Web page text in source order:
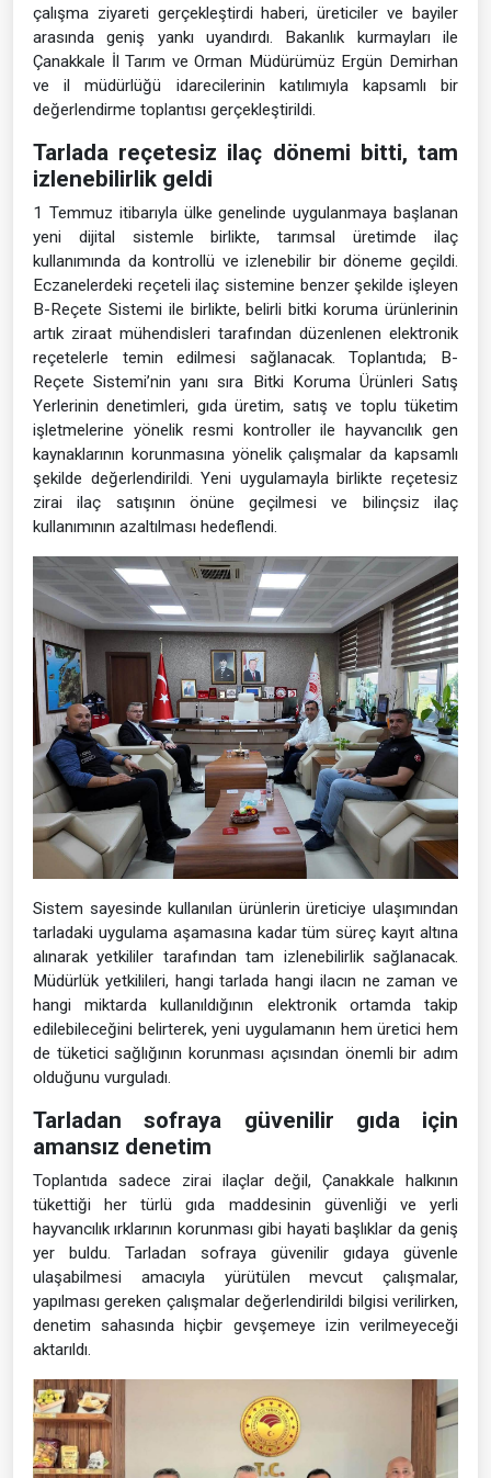
çalışma ziyareti gerçekleştirdi haberi, üreticiler ve bayiler
arasında geniş yankı uyandırdı. Bakanlık kurmayları ile
Çanakkale İl Tarım ve Orman Müdürümüz Ergün Demirhan
ve il müdürlüğü idarecilerinin katılımıyla kapsamlı bir
değerlendirme toplantısı gerçekleştirildi.
Tarlada reçetesiz ilaç dönemi bitti, tam
izlenebilirlik geldi
1 Temmuz itibarıyla ülke genelinde uygulanmaya başlanan
yeni dijital sistemle birlikte, tarımsal üretimde ilaç
kullanımında da kontrollü ve izlenebilir bir döneme geçildi.
Eczanelerdeki reçeteli ilaç sistemine benzer şekilde işleyen
B-Reçete Sistemi ile birlikte, belirli bitki koruma ürünlerinin
artık ziraat mühendisleri tarafından düzenlenen elektronik
reçetelerle temin edilmesi sağlanacak. Toplantıda; B-
Reçete Sistemi’nin yanı sıra Bitki Koruma Ürünleri Satış
Yerlerinin denetimleri, gıda üretim, satış ve toplu tüketim
işletmelerine yönelik resmi kontroller ile hayvancılık gen
kaynaklarının korunmasına yönelik çalışmalar da kapsamlı
şekilde değerlendirildi. Yeni uygulamayla birlikte reçetesiz
zirai ilaç satışının önüne geçilmesi ve bilinçsiz ilaç
kullanımının azaltılması hedeflendi.
Sistem sayesinde kullanılan ürünlerin üreticiye ulaşımından
tarladaki uygulama aşamasına kadar tüm süreç kayıt altına
alınarak yetkililer tarafından tam izlenebilirlik sağlanacak.
Müdürlük yetkilileri, hangi tarlada hangi ilacın ne zaman ve
hangi miktarda kullanıldığının elektronik ortamda takip
edilebileceğini belirterek, yeni uygulamanın hem üretici hem
de tüketici sağlığının korunması açısından önemli bir adım
olduğunu vurguladı.
Tarladan sofraya güvenilir gıda için
amansız denetim
Toplantıda sadece zirai ilaçlar değil, Çanakkale halkının
tükettiği her türlü gıda maddesinin güvenliği ve yerli
hayvancılık ırklarının korunması gibi hayati başlıklar da geniş
yer buldu. Tarladan sofraya güvenilir gıdaya güvenle
ulaşabilmesi amacıyla yürütülen mevcut çalışmalar,
yapılması gereken çalışmalar değerlendirildi bilgisi verilirken,
denetim sahasında hiçbir gevşemeye izin verilmeyeceği
aktarıldı.